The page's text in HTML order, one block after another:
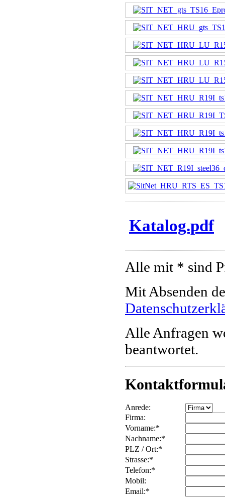
Katalog.pdf
Alle mit * sind
Mit Absenden
Alle Anfragen
beantwortet.
Anrede:
Firma:
Vorname:*
Nachname:*
PLZ / Ort:*
Strasse:*
Telefon:*
Mobil:
Email:*